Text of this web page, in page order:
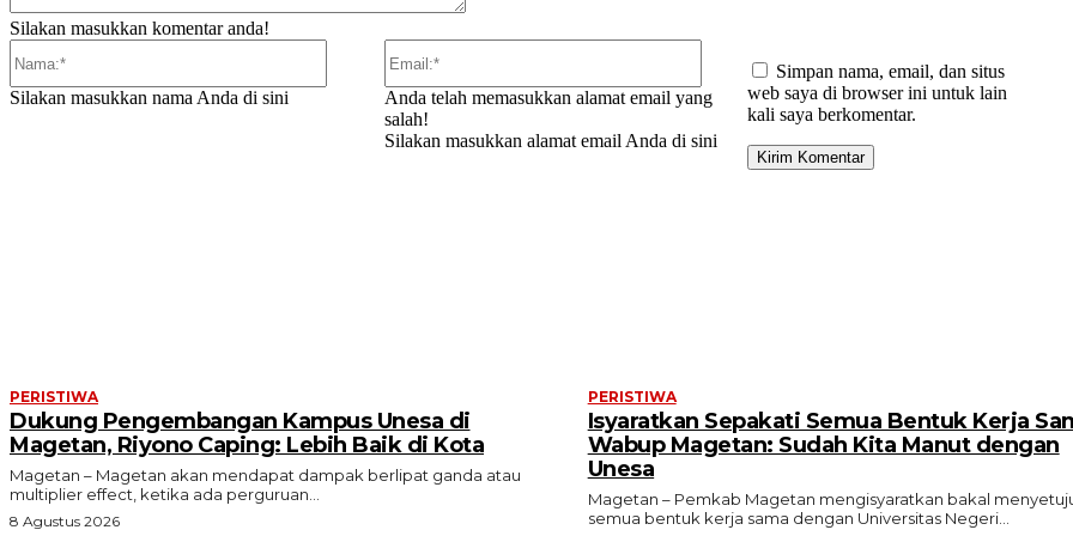
Silakan masukkan komentar anda!
Silakan masukkan nama Anda di sini
Anda telah memasukkan alamat email yang
salah!
Silakan masukkan alamat email Anda di sini
Simpan nama, email, dan situs
web saya di browser ini untuk lain
kali saya berkomentar.
PERISTIWA
Dukung Pengembangan Kampus Unesa di
Magetan, Riyono Caping: Lebih Baik di Kota
Magetan – Magetan akan mendapat dampak berlipat ganda atau
multiplier effect, ketika ada perguruan...
8 Agustus 2026
PERISTIWA
Isyaratkan Sepakati Semua Bentuk Kerja
Wabup Magetan: Sudah Kita Manut dengan
Unesa
Magetan – Pemkab Magetan mengisyaratkan bakal
semua bentuk kerja sama dengan Universitas Negeri...